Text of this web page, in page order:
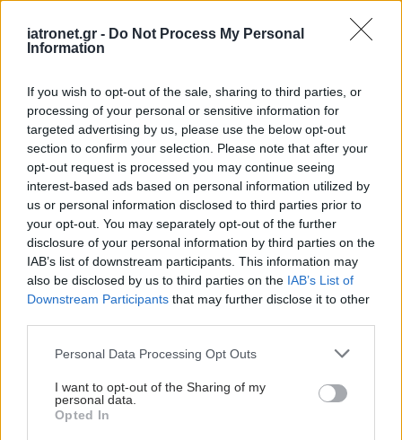
iatronet.gr - Do Not Process My Personal
Information
If you wish to opt-out of the sale, sharing to third parties, or
processing of your personal or sensitive information for
targeted advertising by us, please use the below opt-out
section to confirm your selection. Please note that after your
opt-out request is processed you may continue seeing
interest-based ads based on personal information utilized by
us or personal information disclosed to third parties prior to
your opt-out. You may separately opt-out of the further
disclosure of your personal information by third parties on the
IAB’s list of downstream participants. This information may
also be disclosed by us to third parties on the IAB’s List of
Downstream Participants that may further disclose it to other
Please note that this website/app uses one or more Google
not limited to your visit or usage behaviour. You may click to
grant or deny consent to Google and its third-party tags to
use your data for below specified purposes in below Google
Personal Data Processing Opt Outs
I want to opt-out of the Sharing of my
personal data.
Opted In
Προσθέστε το iatronet.gr στο Discover
Ειδήσεις υγείας σήμερα
Φρούτα, σακχαρώδης διαβήτης και καλοκαίρι
Σημάδια διπολικής διαταραχής
Αδ. Γεωργιάδης στη Ρόδο: ''Σε ενάμιση χρόνο, το
για την αντιμετώπιση των σοβαρών ελλείψεων
προσωπικού